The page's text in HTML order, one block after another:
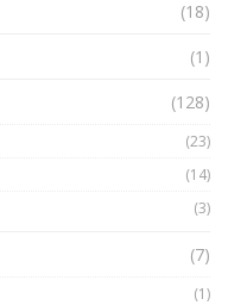
(18)
(1)
(128)
(23)
(14)
(3)
(7)
(1)